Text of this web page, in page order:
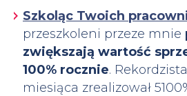
Szkoląc Twoich
przeszkoleni przeze mnie
zwiększają wartość
100% rocznie.
miesiąca zrealizował